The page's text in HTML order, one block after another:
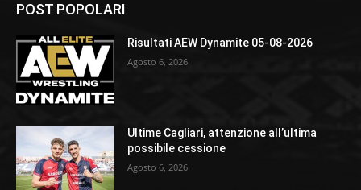
POST POPOLARI
Risultati AEW Dynamite 05-08-2026
Agosto 6, 2026
Ultime Cagliari, attenzione all’ultima
possibile cessione
Agosto 6, 2026